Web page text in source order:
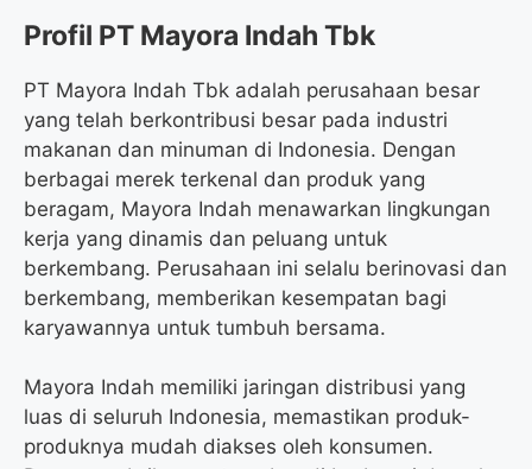
Profil PT Mayora Indah Tbk
PT Mayora Indah Tbk adalah perusahaan besar
yang telah berkontribusi besar pada industri
makanan dan minuman di Indonesia. Dengan
berbagai merek terkenal dan produk yang
beragam, Mayora Indah menawarkan lingkungan
kerja yang dinamis dan peluang untuk
berkembang. Perusahaan ini selalu berinovasi dan
berkembang, memberikan kesempatan bagi
karyawannya untuk tumbuh bersama.
Mayora Indah memiliki jaringan distribusi yang
luas di seluruh Indonesia, memastikan produk-
produknya mudah diakses oleh konsumen.